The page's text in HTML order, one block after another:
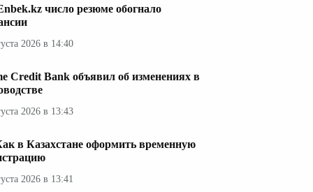
число резюме обогнало
2026 в 14:40
Credit Bank объявил об изменениях в
2026 в 13:43
в Казахстане оформить временную
2026 в 13:41